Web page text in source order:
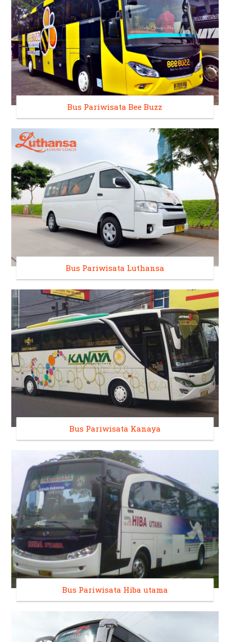
Bus Pariwisata Bee Buzz
Bus Pariwisata Luthansa
Bus Pariwisata Kanaya
Bus Pariwisata Hiba utama